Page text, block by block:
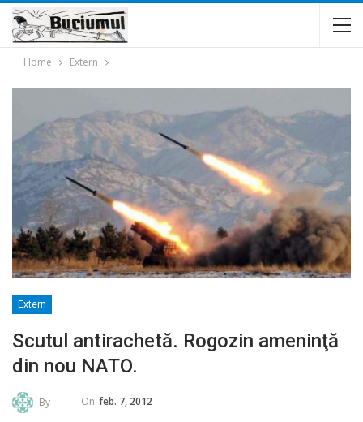
Home Extern
Extern
Scutul antirachetă. Rogozin ameninţă
din nou NATO.
By On feb. 7, 2012